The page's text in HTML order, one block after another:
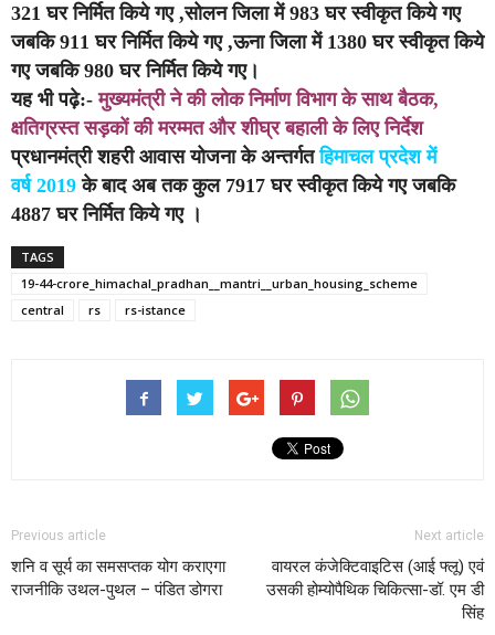
321 घर निर्मित किये गए ,सोलन जिला में 983 घर स्वीकृत किये गए
जबकि 911 घर निर्मित किये गए ,ऊना जिला में 1380 घर स्वीकृत किये
गए जबकि 980 घर निर्मित किये गए।
यह भी पढ़े:- मुख्यमंत्री ने की लोक निर्माण विभाग के साथ बैठक,
क्षतिग्रस्त सड़कों की मरम्मत और शीघ्र बहाली के लिए निर्देश
प्रधानमंत्री शहरी आवास योजना के अन्तर्गतहिमाचल प्रदेश में
वर्ष 2019 के बाद अब तक कुल 7917 घर स्वीकृत किये गए जबकि
4887 घर निर्मित किये गए ।
TAGS
19-44-crore_himachal_pradhan__mantri__urban_housing_scheme
central
rs rs-istance
Previous article
शनि व सूर्य का समसप्तक योग कराएगा
राजनीकि उथल-पुथल – पंडित डोगरा
Next article
वायरल कंजेक्टिवाइटिस (आई फ्लू) एवं
उसकी होम्योपैथिक चिकित्सा-डॉ. एम डी
सिंह